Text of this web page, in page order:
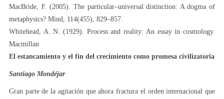
MacBride, F. (2005). The particular–universal distinction: A dogma of
metaphysics? Mind, 114(455), 829–857.
Whitehead, A. N. (1929). Process and reality: An essay in cosmology.
Macmillan
El estancamiento y el fin del crecimiento como promesa civilizatoria
Santiago Mondéjar
Gran parte de la agitación que ahora fractura el orden internacional que